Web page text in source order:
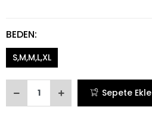
BEDEN:
S,M,M,L,XL
Sepete Ekle